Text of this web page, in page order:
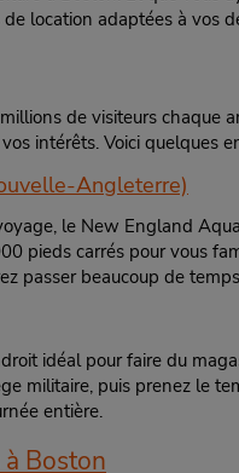
Corporate
Téléphone :
Corporate
location adaptées à vos
de visiteurs chaque
intérêts. Voici quelques
Angleterre)
le New England
pieds carrés pour vous
passer beaucoup de
idéal pour faire du
militaire, puis prenez le
entière.
Boston